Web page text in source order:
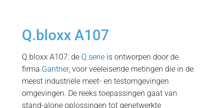
Q.bloxx A107
Q.bloxx A107: de Q.serieis ontworpen door de
firma Gantner, voor veeleisende metingen die in de
meest industriële meet- en testomgevingen
omgevingen. De reeks toepassingen gaat van
stand-alone oplossingen tot genetwerkte